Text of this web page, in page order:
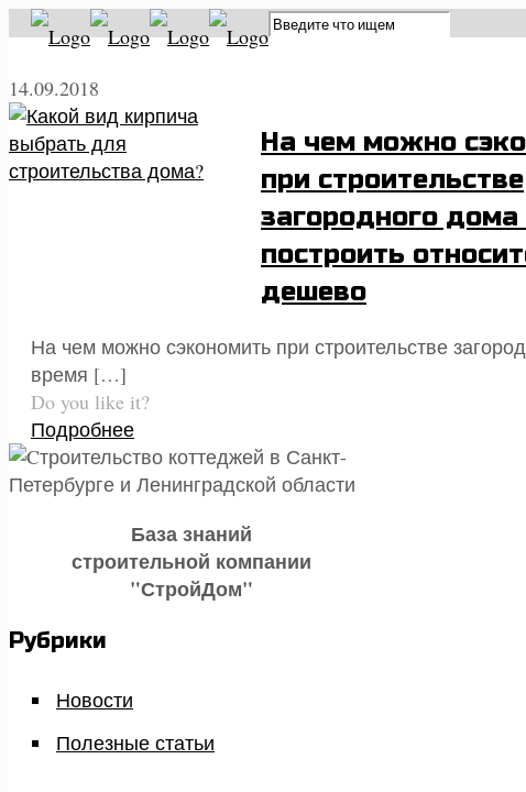
14.09.2018
На чем можно
при строительстве
загородного дома
построить
дешево
На чем можно сэкономить при строительстве
время […]
Do you like it?
Подробнее
База знаний
строительной компании
"СтройДом"
Рубрики
Новости
Полезные статьи